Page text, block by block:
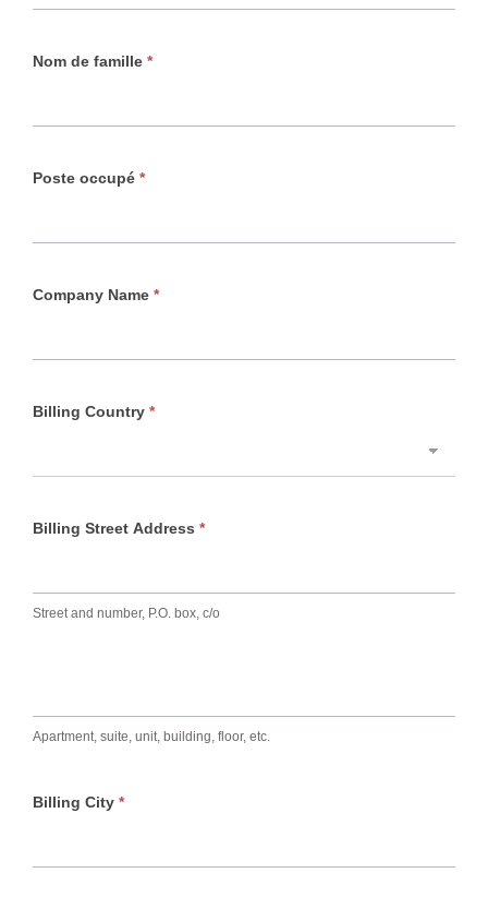
Nom de famille *
Poste occupé *
Company Name *
Billing Country *
Billing Street Address *
Street and number, P.O. box, c/o
Apartment, suite, unit, building, floor, etc.
Billing City *